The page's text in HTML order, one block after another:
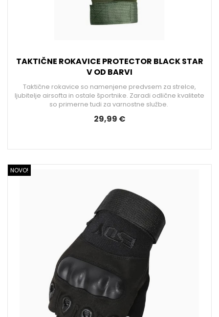
TAKTIČNE ROKAVICE PROTECTOR BLACK STAR
V OD BARVI
Taktične rokavice so namenjene predvsem za strelce,
ljubitelje airsofta in ostale športnike. Zaradi odlične kvalitete
so primerne tudi za varnostne službe.
29,99 €
NOVO!